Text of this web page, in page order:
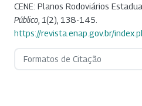
CENE: Planos Rodoviários
Público 1(2), 138-145.
https://revista.enap.gov.br/
Formatos de Citação